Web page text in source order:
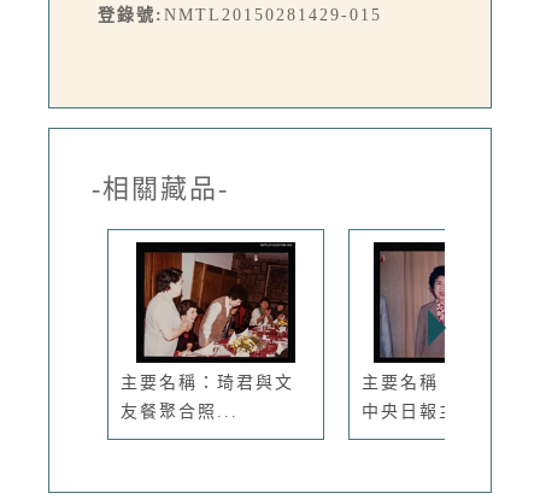
登錄號: NMTL20150281429-015
-相關藏品-
主要名稱：琦君與文
友餐聚合照...
主要名稱：琦君出席
中央日報主...